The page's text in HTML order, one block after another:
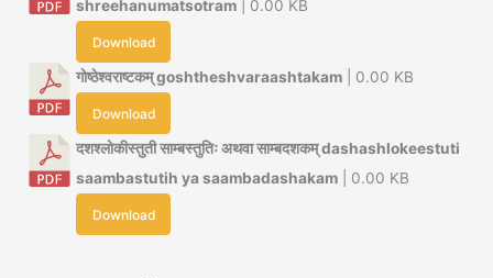
shreehanumatsotram | 0.00 KB
Download
गोष्ठेश्वराष्टकम् goshtheshvaraashtakam | 0.00 KB
Download
दशश्लोकीस्तुती साम्बस्तुतिः अथवा साम्बदशकम् dashashlokeestuti
saambastutih ya saambadashakam | 0.00 KB
Download